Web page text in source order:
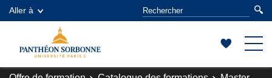
Aller à